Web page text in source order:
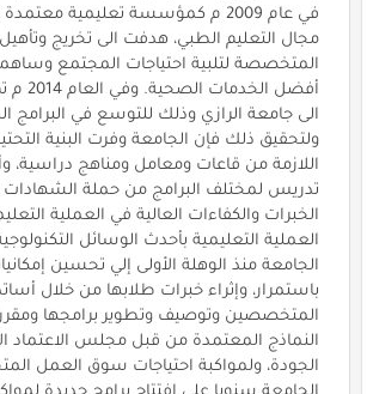
في عام 2009 م كمؤسسة تعليمية
مجال التعليم الطبي، هدفت الى تخريج وتأهيل
المتخصصة لتلبية احتياجات المجتمع
أفضل
الى جامعة الرازي وذلك للتوسع في البرامج
ولتحقيق ذلك فإن الجامعة وفرت البنية
اللازمة من قاعات ومعامل ومناهج دراسية،
تدريس لمختلف البرامج من حملة الشهادات
الخبرات والكفاءات العالية في العملية
العملية التعليمية بأحدث الوسائل
الجامعة منذ الوهلة الأولى إلي تحسين
باستمرار، وإثراء خبرات طلابها من خلال
المتخصصين وتوصيف وتطوير برامجها
النماذج المعتمدة من قبل مجلس الاعتماد
الجودة، ولمواكبة احتياجات سوق العمل